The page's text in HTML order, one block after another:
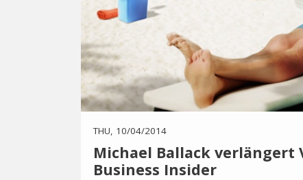
THU, 10/04/2014
Michael Ballack
Business Insider